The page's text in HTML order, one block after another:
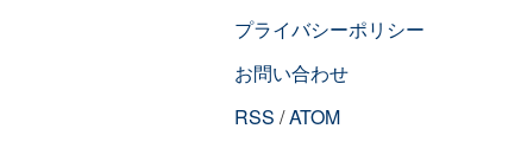
プライバシーポリシー
お問い合わせ
RSS /ATOM